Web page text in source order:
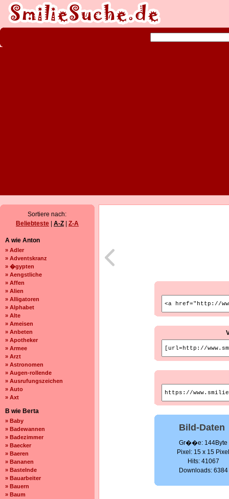
Sortiere nach:
Beliebteste
A-Z Z-A
A wie Anton
» Adler
» Adventskranz
» �gypten
» Aengstliche
» Affen
» Alien
» Alligatoren
» Alphabet
» Alte
» Ameisen
» Anbeten
» Apotheker
» Armee
» Arzt
» Astronomen
» Augen-rollende
» Ausrufungszeichen
» Auto
» Axt
B wie Berta
» Baby
» Badewannen
» Badezimmer
» Baecker
» Baeren
» Bananen
» Bastelnde
» Bauarbeiter
» Bauern
» Baum
Bild-Daten
Gr��e: 144Byte
Pixel: 15 x 15
Hits: 41067
Downloads: 6384